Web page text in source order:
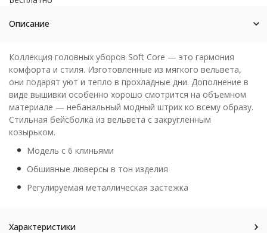
Описание
Коллекция головных уборов Soft Core — это гармония
комфорта и стиля. Изготовленные из мягкого вельвета,
они подарят уют и тепло в прохладные дни. Дополнение в
виде вышивки особенно хорошо смотрится на объемном
материале — небанальный модный штрих ко всему образу.
Стильная бейсболка из вельвета с закругленным
козырьком.
Модель с 6 клиньями
Обшивные люверсы в тон изделия
Регулируемая металлическая застежка
Характеристики